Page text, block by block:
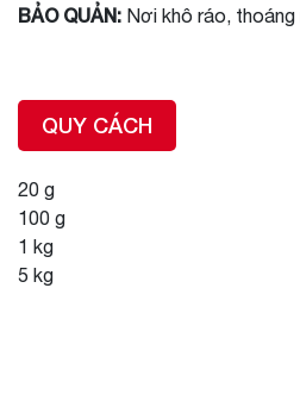
BẢO QUẢN: Nơi khô ráo, thoáng
QUY CÁCH
20 g
100 g
1 kg
5 kg